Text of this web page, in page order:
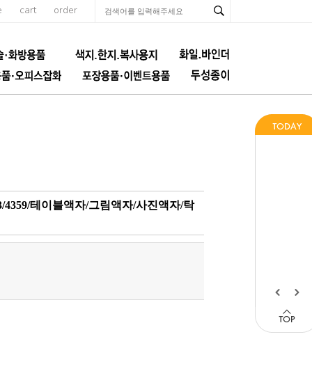
cart order
테이블액자/그림액자/사진액자/탁